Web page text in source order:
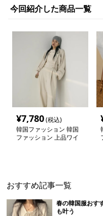
今回紹介した商品一覧
¥7,780(税込)
韓国ファッション 韓国
ファッション 上品ワイ
おすすめ記事一覧
春の韓国服おす
も叶う